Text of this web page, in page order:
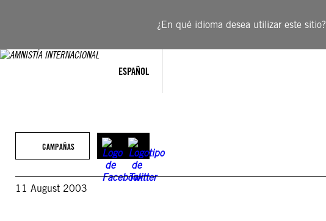
¿En qué idioma desea utilizar este sitio?
ESPAÑOL
CAMPAÑAS
11 August 2003